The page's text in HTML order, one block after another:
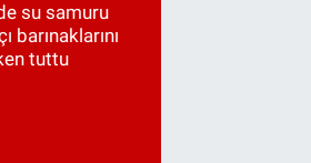
su samuru
barınaklarını
tuttu